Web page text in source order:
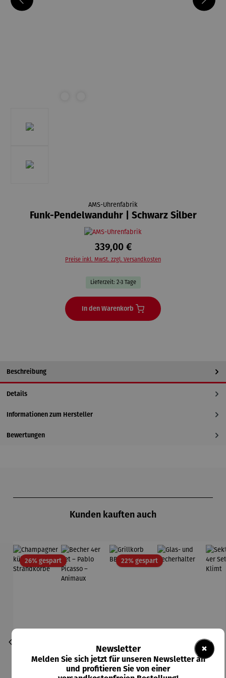
AMS-Uhrenfabrik
Funk-Pendelwanduhr | Schwarz Silber
339,00 €
Preise inkl. MwSt. zzgl. Versandkosten
Lieferzeit: 2-3 Tage
In den Warenkorb
Beschreibung
Details
Informationen zum Hersteller
Bewertungen
Kunden kauften auch
26% gespartRabatt 22% gespartRabatt
×
Newsletter
Melden Sie sich jetzt für unseren Newsletter an
und profitieren Sie von einer